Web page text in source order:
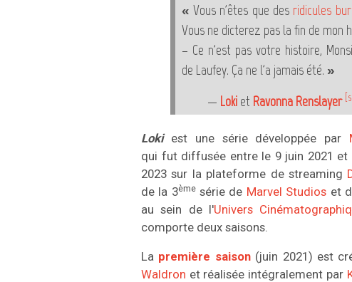
« Vous n'êtes que desridicules
Vous ne dicterez pas la fin de mon
– Ce n'est pas votre histoire,
de Laufey. Ça ne l'a jamais été. »
— Loki et Ravonna Renslayer
Lokiest une série développée par
qui fut diffusée entre le 9 juin 2021 et
2023 sur la plateforme de streaming
de la 3èmesérie de Marvel Studios et
au sein de l'Univers
comporte deux saisons.
La première saison(juin 2021) est
Waldron et réalisée intégralement par